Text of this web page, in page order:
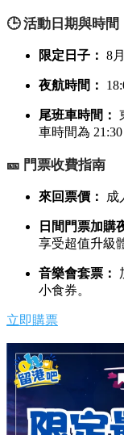
🕒 活動日期與時間
限定日子： 8
夜航時間：
尾班車時間：
車時間為 21:30
🎫 門票收費指南
來回票價： 成
日間門票加購
享受超值升級
音樂會套票：
小食券。
立即購票